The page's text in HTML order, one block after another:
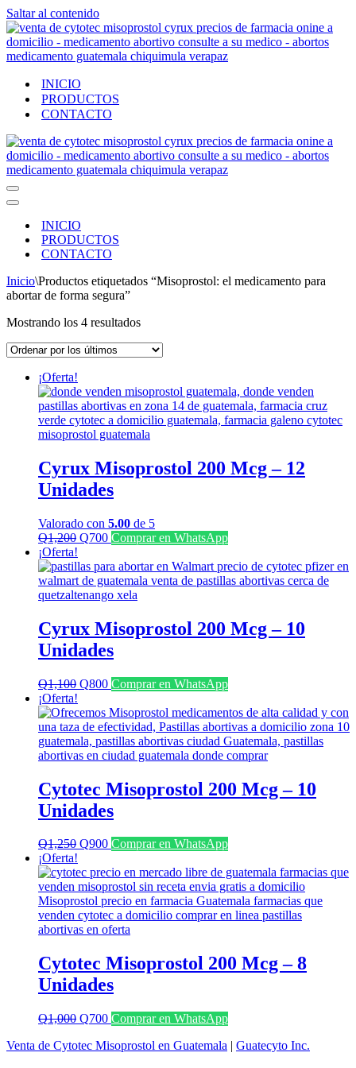
Saltar al contenido
INICIO
PRODUCTOS
CONTACTO
Menú
de
Menú
navegación
INICIO
PRODUCTOS
CONTACTO
Inicio\Productos etiquetados “Misoprostol: el medicamento para
abortar de forma segura”
Mostrando los 4 resultadosOrdenado
los
¡Oferta!
Cyrux Misoprostol 200 Mcg – 12
Unidades
Valorado con 5.00 de 5
Q1,200 El
original
era:
Q1,200.
Q700El
actual
es:
Q700.
Comprar en WhatsApp
¡Oferta!
Cyrux Misoprostol 200 Mcg – 10
Unidades
Q1,100 El
original
era:
Q1,100.
Q800El
actual
es:
Q800.
Comprar en WhatsApp
¡Oferta!
Cytotec Misoprostol 200 Mcg – 10
Unidades
Q1,250 El
original
era:
Q1,250.
Q900El
actual
es:
Q900.
Comprar en WhatsApp
¡Oferta!
Cytotec Misoprostol 200 Mcg – 8
Unidades
Q1,000 El
original
Q700El
actual
Comprar en WhatsApp
Venta de Cytotec Misoprostol en Guatemala | Guatecyto Inc.